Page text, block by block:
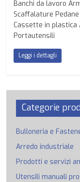
Banchi da lavoro
Scaffalature
Cassette in
Portautensili
Leggi i dettagli
Categorie
Bulloneria e
Arredo industriale
Prodotti e servizi
Utensili manuali